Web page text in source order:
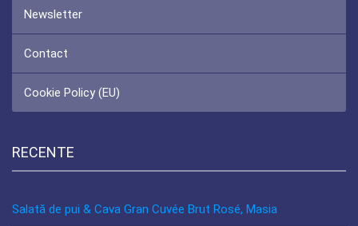
Newsletter
Contact
Cookie Policy (EU)
RECENTE
Salată de pui & Cava Gran Cuvée Brut Rosé, Masia